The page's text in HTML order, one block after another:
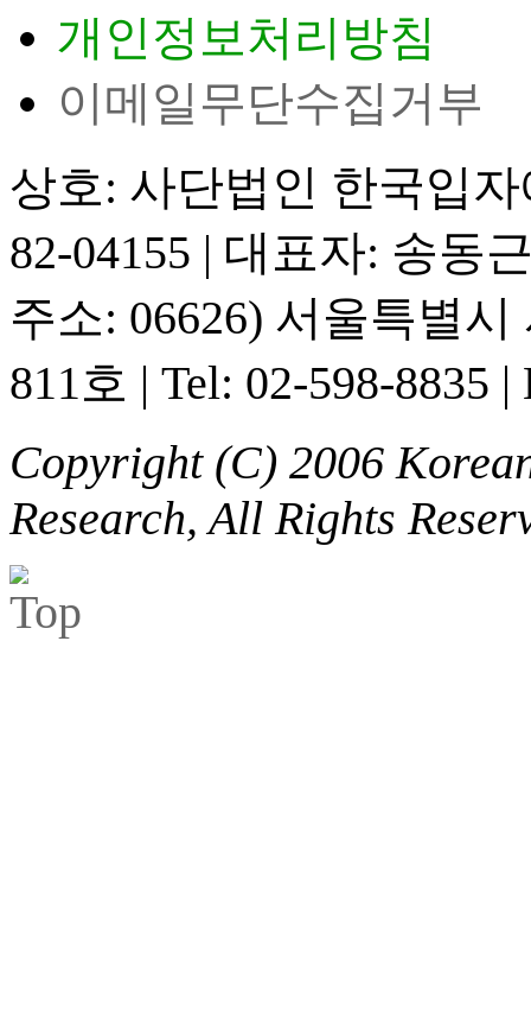
개인정보처리방침
이메일무단수집거부
상호: 사단법인 한국입
82-04155 | 대표자: 송동
주소: 06626) 서울특별
811호 | Tel: 02-598-8835 |
Copyright (C) 2006
Research, All Rights